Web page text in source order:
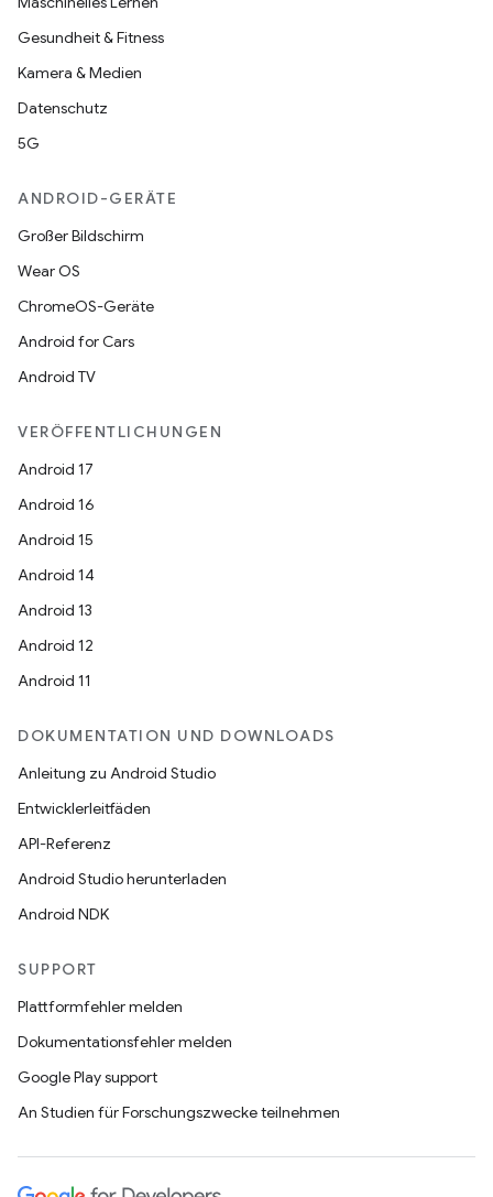
Gesundheit & Fitness
Kamera & Medien
Datenschutz
5G
ANDROID-GERÄTE
Großer Bildschirm
Wear OS
ChromeOS-Geräte
Android for Cars
Android TV
VERÖFFENTLICHUNGEN
Android 17
Android 16
Android 15
Android 14
Android 13
Android 12
Android 11
DOKUMENTATION UND DOWNLOADS
Anleitung zu Android Studio
Entwicklerleitfäden
API-Referenz
Android Studio herunterladen
Android NDK
SUPPORT
Plattformfehler melden
Dokumentationsfehler melden
Google Play support
An Studien für Forschungszwecke teilnehmen